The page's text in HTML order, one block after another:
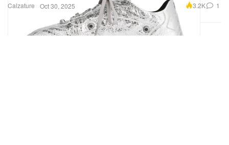
Calzature Oct 30, 2025 3.2K 1